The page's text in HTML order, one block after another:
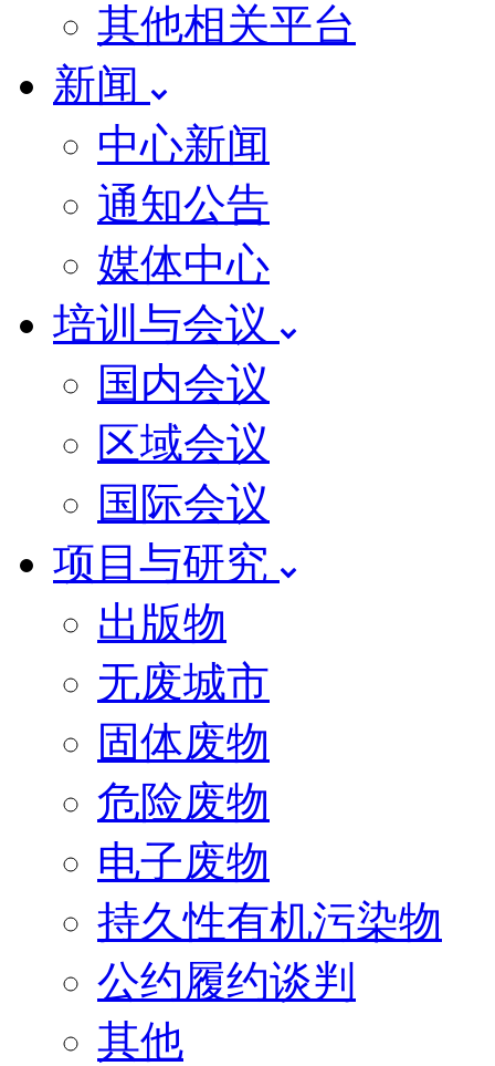
其他相关平台
新闻
中心新闻
通知公告
媒体中心
培训与会议
国内会议
区域会议
国际会议
项目与研究
出版物
无废城市
固体废物
危险废物
电子废物
持久性有机污染物
公约履约谈判
其他